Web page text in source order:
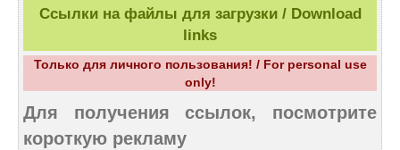
Ссылки на файлы для загрузки / Download
links
Только для личного пользования! / For personal use
only!
Для получения ссылок, посмотрите
короткую рекламу